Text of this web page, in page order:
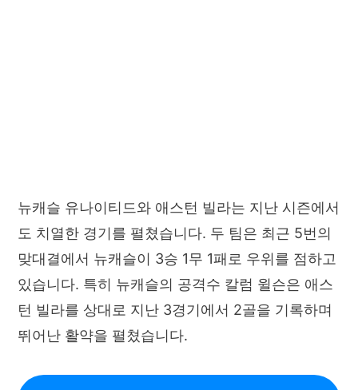
뉴캐슬 유나이티드와 애스턴 빌라는 지난 시즌에서
도 치열한 경기를 펼쳤습니다. 두 팀은 최근 5번의
맞대결에서 뉴캐슬이 3승 1무 1패로 우위를 점하고
있습니다. 특히 뉴캐슬의 공격수 칼럼 윌슨은 애스
턴 빌라를 상대로 지난 3경기에서 2골을 기록하며
뛰어난 활약을 펼쳤습니다.